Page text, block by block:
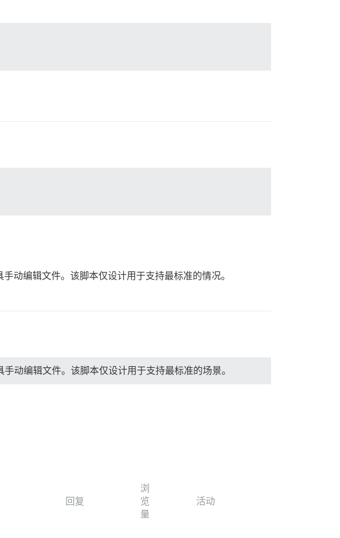
动编辑文件。该脚本仅设计用于支持最标准的情况。
手动编辑文件。该脚本仅设计用于支持最标准的场景。
回复
浏
览
量
活动